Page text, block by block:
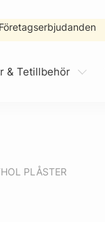
Företagserbjudanden
& Tetillbehör
PLÅSTER